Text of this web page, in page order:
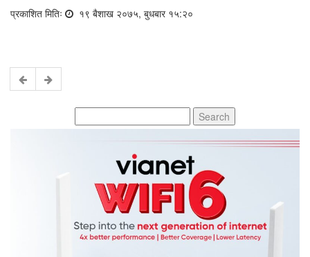
प्रकाशित मितिः १९ बैशाख २०७५, बुधबार १५:२०
for: